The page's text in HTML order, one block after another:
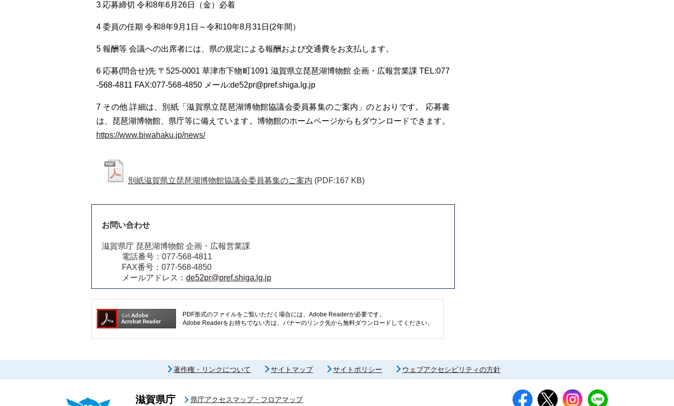
3 応募締切 令和8年6月26日（金）必着
4 委員の任期 令和8年9月1日～令和10年8月31日(2年間）
5 報酬等 会議への出席者には、県の規定による報酬および交通費をお支払します。
6 応募(問合せ)先 〒525-0001 草津市下物町1091 滋賀県立琵琶湖博物館 企画・広報営業課 TEL:077
-568-4811 FAX:077-568-4850 メール:de52pr@pref.shiga.lg.jp
7 その他 詳細は、別紙「滋賀県立琵琶湖博物館協議会委員募集のご案内」のとおりです。 応募書
は、琵琶湖博物館、県庁等に備えています。博物館のホームページからもダウンロードできます。
https://www.biwahaku.jp/news/
別紙滋賀県立琵琶湖博物館協議会委員募集のご案内 (PDF:167 KB)
お問い合わせ
滋賀県庁 琵琶湖博物館 企画・広報営業課
電話番号：077-568-4811
FAX番号：077-568-4850
メールアドレス： de52pr@pref.shiga.lg.jp
PDF形式のファイルをご覧いただく場合には、Adobe Readerが必要です。
Adobe Readerをお持ちでない方は、バナーのリンク先から無料ダウンロードしてください。
著作権・リンクについて サイトマップ サイトポリシー ウェブアクセシビリティの方針
滋賀県庁 県庁アクセスマップ・フロアマップ